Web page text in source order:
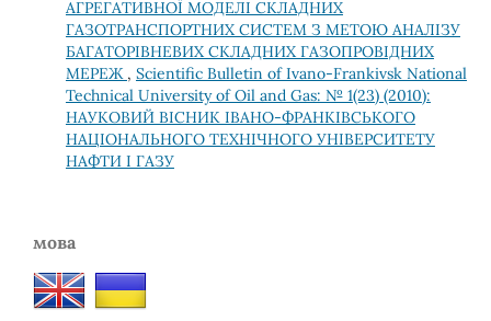
АГРЕГАТИВНОЇ МОДЕЛІ СКЛАДНИХ
ГАЗОТРАНСПОРТНИХ СИСТЕМ З МЕТОЮ АНАЛІЗУ
БАГАТОРІВНЕВИХ СКЛАДНИХ ГАЗОПРОВІДНИХ
МЕРЕЖ , Scientific Bulletin of Ivano-Frankivsk National
Technical University of Oil and Gas: № 1(23) (2010):
НАУКОВИЙ ВІСНИК ІВАНО-ФРАНКІВСЬКОГО
НАЦІОНАЛЬНОГО ТЕХНІЧНОГО УНІВЕРСИТЕТУ
НАФТИ І ГАЗУ
мова